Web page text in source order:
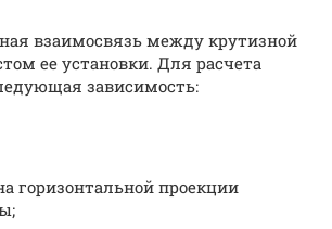
взаимосвязь между крутизной
ее установки. Для расчета
зависимость:
горизонтальной проекции